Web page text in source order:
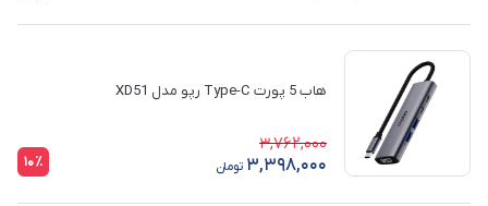
هاب 5 پورت Type-C رپو مدل XD51
3,762,000
3,398,000 تومان 10٪